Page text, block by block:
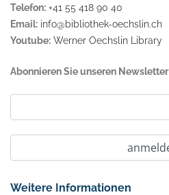
Telefon: +41 55 418 90 40
Email: info@bibliothek-oechslin.ch
Youtube: Werner Oechslin Library
Abonnieren Sie unseren Newsletter
Weitere Informationen